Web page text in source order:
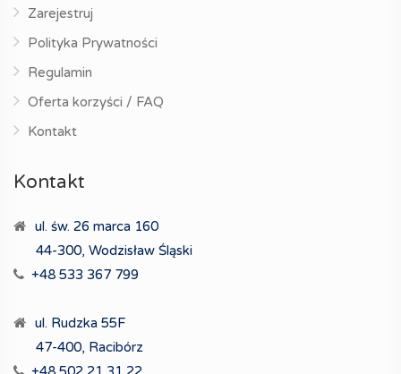
Zarejestruj
Polityka Prywatności
Regulamin
Oferta korzyści / FAQ
Kontakt
Kontakt
ul. św. 26 marca 160
44-300, Wodzisław Śląski
+48 533 367 799
ul. Rudzka 55F
47-400, Racibórz